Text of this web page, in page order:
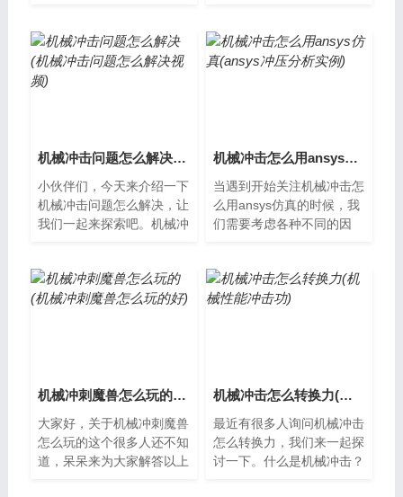
持式的工具，...
么是机械冲...
机械冲击问题怎么解决(机械冲击问题怎么解决视频)
小伙伴们，今天来介绍一下
机械冲击问题怎么解决，让
我们一起来探索吧。机械冲
种现象是由...
机械冲击怎么用ansys仿真(ansys冲压分析实例)
当遇到开始关注机械冲击怎
么用ansys仿真的时候，我
们需要考虑各种不同的因
击是指在机械...
机械冲刺魔兽怎么玩的(机械冲刺魔兽怎么玩的好)
大家好，关于机械冲刺魔兽
怎么玩的这个很多人还不知
道，呆呆来为大家解答以上
机械冲击怎么转换力(机械性能冲击功)
最近有很多人询问机械冲击
怎么转换力，我们来一起探
讨一下。什么是机械冲击？